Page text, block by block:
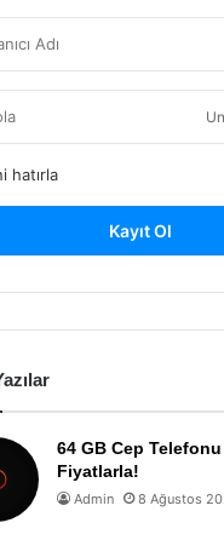
hatırla
Kayıt Ol
64 GB Cep
Fiyatlarla!
Admin 8 Ağustos